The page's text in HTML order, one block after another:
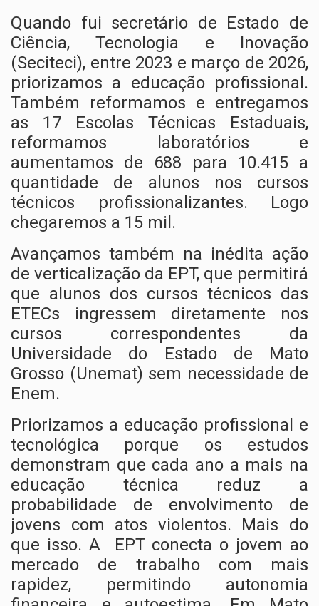
Quando fui secretário de Estado de
Ciência, Tecnologia e Inovação
(Seciteci), entre 2023 e março de 2026,
priorizamos a educação profissional.
Também reformamos e entregamos
as 17 Escolas Técnicas Estaduais,
reformamos laboratórios e
aumentamos de 688 para 10.415 a
quantidade de alunos nos cursos
técnicos profissionalizantes. Logo
chegaremos a 15 mil.
Avançamos também na inédita ação
de verticalização da EPT, que permitirá
que alunos dos cursos técnicos das
ETECs ingressem diretamente nos
cursos correspondentes da
Universidade do Estado de Mato
Grosso (Unemat) sem necessidade de
Enem.
Priorizamos a educação profissional e
tecnológica porque os estudos
demonstram que cada ano a mais na
educação técnica reduz a
probabilidade de envolvimento de
jovens com atos violentos. Mais do
que isso. A EPT conecta o jovem ao
mercado de trabalho com mais
rapidez, permitindo autonomia